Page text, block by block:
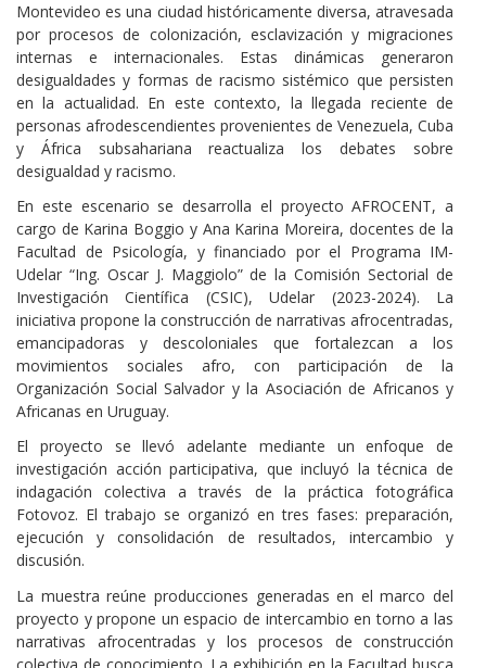
Montevideo es una ciudad históricamente diversa, atravesada
por procesos de colonización, esclavización y migraciones
internas e internacionales. Estas dinámicas generaron
desigualdades y formas de racismo sistémico que persisten
en la actualidad. En este contexto, la llegada reciente de
personas afrodescendientes provenientes de Venezuela, Cuba
y África subsahariana reactualiza los debates sobre
desigualdad y racismo.
En este escenario se desarrolla el proyecto AFROCENT, a
cargo de Karina Boggio y Ana Karina Moreira, docentes de la
Facultad de Psicología, y financiado por el Programa IM-
Udelar “Ing. Oscar J. Maggiolo” de la Comisión Sectorial de
Investigación Científica (CSIC), Udelar (2023-2024). La
iniciativa propone la construcción de narrativas afrocentradas,
emancipadoras y descoloniales que fortalezcan a los
movimientos sociales afro, con participación de la
Organización Social Salvador y la Asociación de Africanos y
Africanas en Uruguay.
El proyecto se llevó adelante mediante un enfoque de
investigación acción participativa, que incluyó la técnica de
indagación colectiva a través de la práctica fotográfica
Fotovoz. El trabajo se organizó en tres fases: preparación,
ejecución y consolidación de resultados, intercambio y
discusión.
La muestra reúne producciones generadas en el marco del
proyecto y propone un espacio de intercambio en torno a las
narrativas afrocentradas y los procesos de construcción
colectiva de conocimiento. La exhibición en la Facultad busca